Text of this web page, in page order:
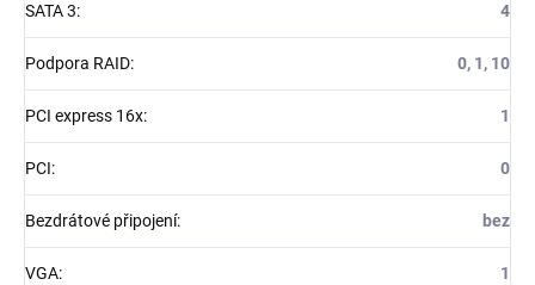
SATA 3: 4
Podpora RAID: 0, 1, 10
PCI express 16x: 1
PCI: 0
Bezdrátové připojení: bez
VGA: 1